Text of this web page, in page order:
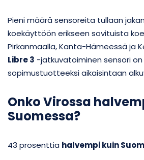
Pieni määrä sensoreita tullaan
koekäyttöön erikseen sovituista
Pirkanmaalla, Kanta-Hämeessä ja
Libre 3 -jatkuvatoiminen sensori
sopimustuotteeksi aikaisintaan
Onko Virossa
Suomessa?
43 prosenttia halvempi kuin